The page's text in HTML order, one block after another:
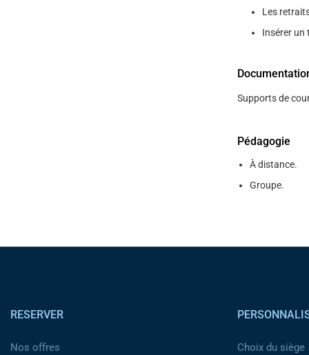
Les
Insérer un
Supports de
Pédagogie
À distance.
Groupe.
RESERVER
Nos offres
Choix du siège